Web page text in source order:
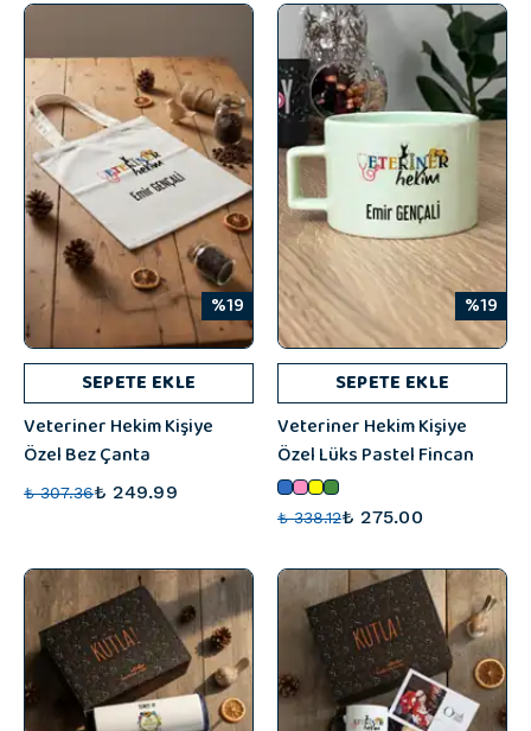
%19
SEPETE EKLE
Veteriner Hekim Kişiye
Özel Bez Çanta
₺ 307.36₺ 249.99
%19
SEPETE EKLE
Veteriner Hekim Kişiye
Özel Lüks Pastel Fincan
₺ 338.12₺ 275.00